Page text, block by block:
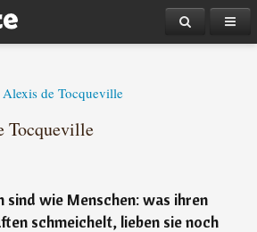
Alexis de Tocqueville
Tocqueville
sind wie Menschen: was ihren
schmeichelt, lieben sie noch